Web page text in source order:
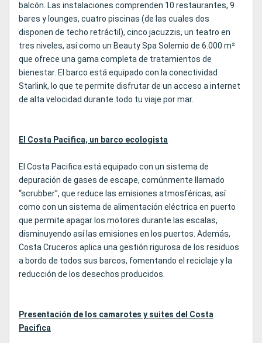
balcón. Las instalaciones comprenden 10 restaurantes, 9
bares y lounges, cuatro piscinas (de las cuales dos
disponen de techo retráctil), cinco jacuzzis, un teatro en
tres niveles, así como un Beauty Spa Solemio de 6.000 m²
que ofrece una gama completa de tratamientos de
bienestar. El barco está equipado con la conectividad
Starlink, lo que te permite disfrutar de un acceso a internet
de alta velocidad durante todo tu viaje por mar.
El Costa Pacifica, un barco ecologista
El Costa Pacifica está equipado con un sistema de
depuración de gases de escape, comúnmente llamado
“scrubber”, que reduce las emisiones atmosféricas, así
como con un sistema de alimentación eléctrica en puerto
que permite apagar los motores durante las escalas,
disminuyendo así las emisiones en los puertos. Además,
Costa Cruceros aplica una gestión rigurosa de los residuos
a bordo de todos sus barcos, fomentando el reciclaje y la
reducción de los desechos producidos.
Presentación de los camarotes y suites del Costa
Pacifica